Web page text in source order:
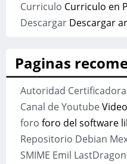
Curriculo Curriculo en
DescargarDescargar
Paginas
Autoridad Certificadora
Canal de Youtube
foro foro del software
Repositorio Debian
SMIME Emil LastDragon